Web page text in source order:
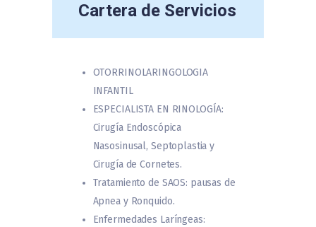
Cartera de Servicios
OTORRINOLARINGOLOGIA
INFANTIL
ESPECIALISTA EN RINOLOGÍA:
Cirugía Endoscópica
Nasosinusal, Septoplastia y
Cirugía de Cornetes.
Tratamiento de SAOS: pausas de
Apnea y Ronquido.
Enfermedades Laríngeas: